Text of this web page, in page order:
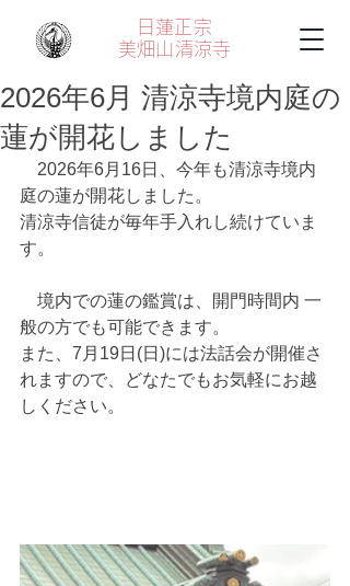
日蓮正宗
美畑山 清涼寺
2026年6月 清涼寺境内庭の
蓮が開花しました
2026年6月16日、今年も清涼寺境内
庭の蓮が開花しました。
清涼寺信徒が毎年手入れし続けていま
す。
境内での蓮の鑑賞は、開門時間内 一
般の方でも可能できます。
また、7月19日(日)には法話会が開催さ
れますので、どなたでもお気軽にお越
しください。